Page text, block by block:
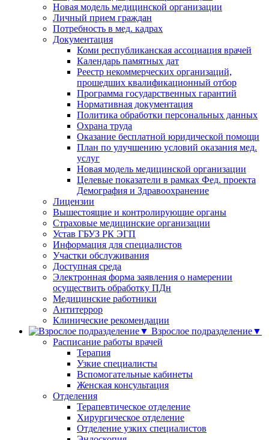
Новая модель медицинской организации
Личный прием граждан
Потребность в мед. кадрах
Документация
Коми республиканская ассоциация врачей
Календарь памятных дат
Реестр некоммерческих организаций,
прошедших квалификационный отбор
Программа государственных гарантий
Нормативная документация
Политика обработки персональных данных
Охрана труда
Оказание бесплатной юридической помощи
План по улучшению условий оказания мед.
услуг
Новая модель медицинской организации
Целевые показатели в рамках Фед. проекта
Демография и Здравоохранение
Лицензии
Вышестоящие и контролирующие органы
Страховые медицинские организации
Устав ГБУЗ РК ЭГП
Информация для специалистов
Участки обслуживания
Доступная среда
Электронная форма заявления о намерении
осуществить обработку ПДн
Медицинские работники
Антитеррор
Клинические рекомендации
Взрослое подразделение▼
Расписание работы врачей
Терапия
Узкие специалисты
Вспомогательные кабинеты
Женская консультация
Отделения
Терапевтическое отделение
Хирургическое отделение
Отделение узких специалистов